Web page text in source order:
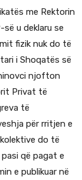
me Rektorin
u deklaru se
fizik nuk do të
i Shoqatës së
njofton
Privat të
të
për rritjen e
do të
që pagat e
e publikuar në